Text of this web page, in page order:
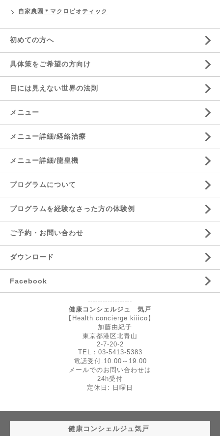
自家農園＊マクロビオティック
初めての方へ
具体策をご希望の方向け
目には見えない世界の法則
メニュー
メニュー詳細/経絡治療
メニュー詳細/龍皇機
プログラムについて
プログラムを経験なさった方の体験例
ご予約・お問い合わせ
ダウンロード
Facebook
------------------
健康コンシェルジュ 気戸
【Health concierge kiiico】
加藤由紀子
東京都港区北青山
2-7-20-2
TEL：03-5413-5383
電話受付:10:00～19:00
メールでのお問い合わせは
24h受付
定休日: 日曜日
健康コンシェルジュ気戸